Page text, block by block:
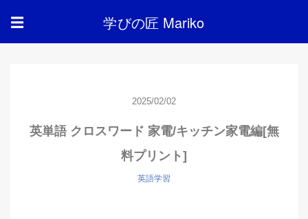
☰ 学びの匠 Mariko
2025/02/02
英単語 クロスワード 家電/キッチン家電編[無
料プリント]
英語学習